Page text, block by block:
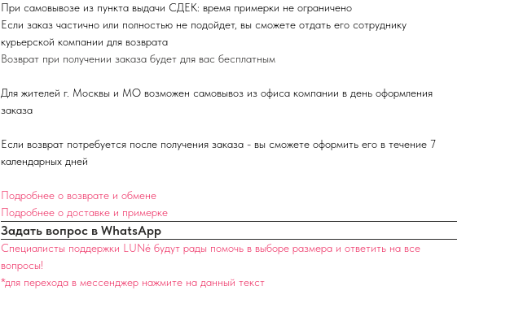
При самовывозе из пункта выдачи СДЕК: время примерки не ограничено
Если заказ частично или полностью не подойдет, вы сможете отдать его сотруднику
курьерской компании для возврата
Возврат при получении заказа будет для вас бесплатным
Для жителей г. Москвы и МО возможен самовывоз из офиса компании в день оформления
заказа
Если возврат потребуется после получения заказа - вы сможете оформить его в течение 7
календарных дней
Подробнее о возврате и обмене
Подробнее о доставке и примерке
Задать вопрос в WhatsApp
Специалисты поддержки LUNé будут рады помочь в выборе размера и ответить на все
вопросы!
*для перехода в мессенджер нажмите на данный текст